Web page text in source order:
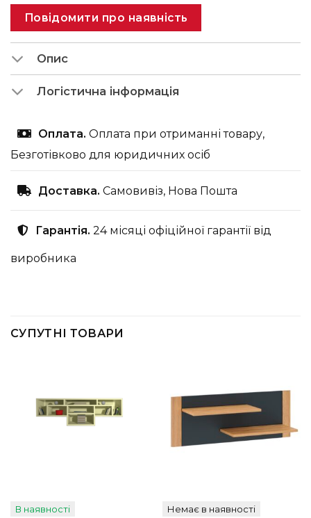
Повідомити про наявність
Опис
Логістична інформація
Оплата. Оплата при отриманні товару,
Безготівково для юридичних осіб
Доставка. Самовивіз, Нова Пошта
Гарантія. 24 місяці офіційної гарантії від
виробника
СУПУТНІ ТОВАРИ
В наявності Немає в наявності